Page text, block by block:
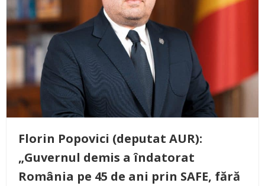
Florin Popovici (deputat AUR):
„Guvernul demis a îndatorat
România pe 45 de ani prin SAFE, fără